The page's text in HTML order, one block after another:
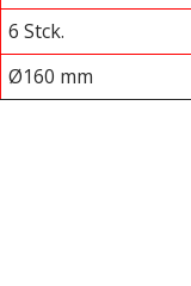
6 Stck.
Ø160 mm